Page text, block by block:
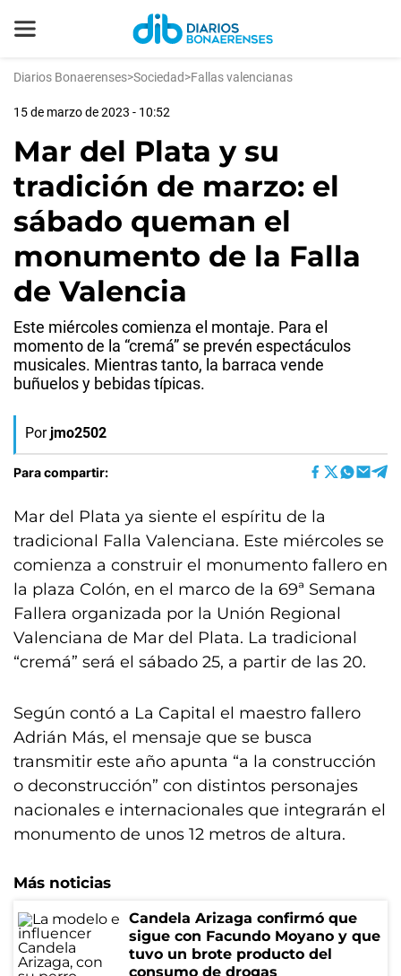
Diarios Bonaerenses>Sociedad>Fallas valencianas
15 de marzo de 2023 - 10:52
Mar del Plata y su
tradición de marzo: el
sábado queman el
monumento de la Falla
de Valencia
Este miércoles comienza el montaje. Para el
momento de la “cremá” se prevén espectáculos
musicales. Mientras tanto, la barraca vende
buñuelos y bebidas típicas.
Por jmo2502
Para compartir:
Mar del Plata ya siente el espíritu de la
tradicional Falla Valenciana. Este miércoles se
comienza a construir el monumento fallero en
la plaza Colón, en el marco de la 69ª Semana
Fallera organizada por la Unión Regional
Valenciana de Mar del Plata. La tradicional
“cremá” será el sábado 25, a partir de las 20.
Según contó a La Capital el maestro fallero
Adrián Más, el mensaje que se busca
transmitir este año apunta “a la construcción
o deconstrucción” con distintos personajes
nacionales e internacionales que integrarán el
monumento de unos 12 metros de altura.
Más noticias
Candela Arizaga confirmó que
sigue con Facundo Moyano y que
tuvo un brote producto del
consumo de drogas